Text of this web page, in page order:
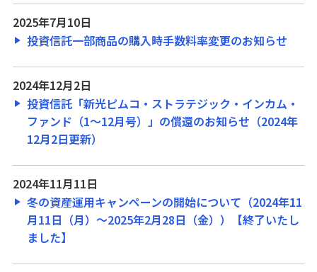
2025年7月10日
投資信託一部商品の購入時手数料率変更のお知らせ
2024年12月2日
投資信託「新光ピムコ・ストラテジック・インカム・
ファンド（1～12月号）」の償還のお知らせ（2024年
12月2日更新）
2024年11月11日
冬の資産運用キャンペーンの開始について（2024年11
月11日（月）～2025年2月28日（金））【終了いたし
ました】